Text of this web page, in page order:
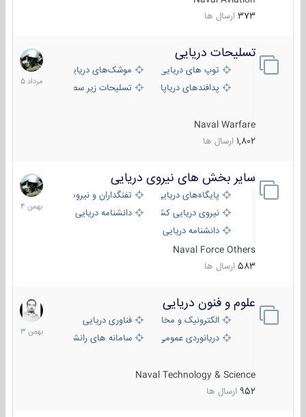
373 ارسال ها
تسلیحات دریایی
توپ های دریایی
موشک‌های دریایی
پدافندهای دریاپایه
تسلیحات زیر سطحی
Naval Warfare
1,802 ارسال ها
2
مرداد
1405
سایر بخش های نیروی دریایی
پایگاه‌های دریایی
تفنگداران و نیروهای ویژه‌ی دریایی
نیروی دریایی کشورهای مختلفدانشنامه دریایی
دانشنامه دریایی کپی
Naval Force Others
583 ارسال ها
22
بهمن
1404
علوم و فنون دریایی
الکترونیک و مخابرات دریاییفناوری دریایی
دریانوردی عمومی
سامانه های رانشی دریایی
Naval Technology & Science
952 ارسال ها
6
بهمن
1403